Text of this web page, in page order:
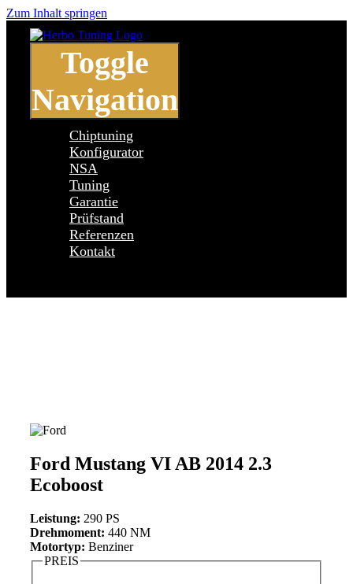
Zum Inhalt springen
Toggle
Navigation
Chiptuning
Konfigurator
NSA
Tuning
Garantie
Prüfstand
Referenzen
Kontakt
Ford Mustang VI AB 2014 2.3
Ecoboost
Leistung: 290 PS
Drehmoment: 440 NM
Motortyp: Benziner
PREIS